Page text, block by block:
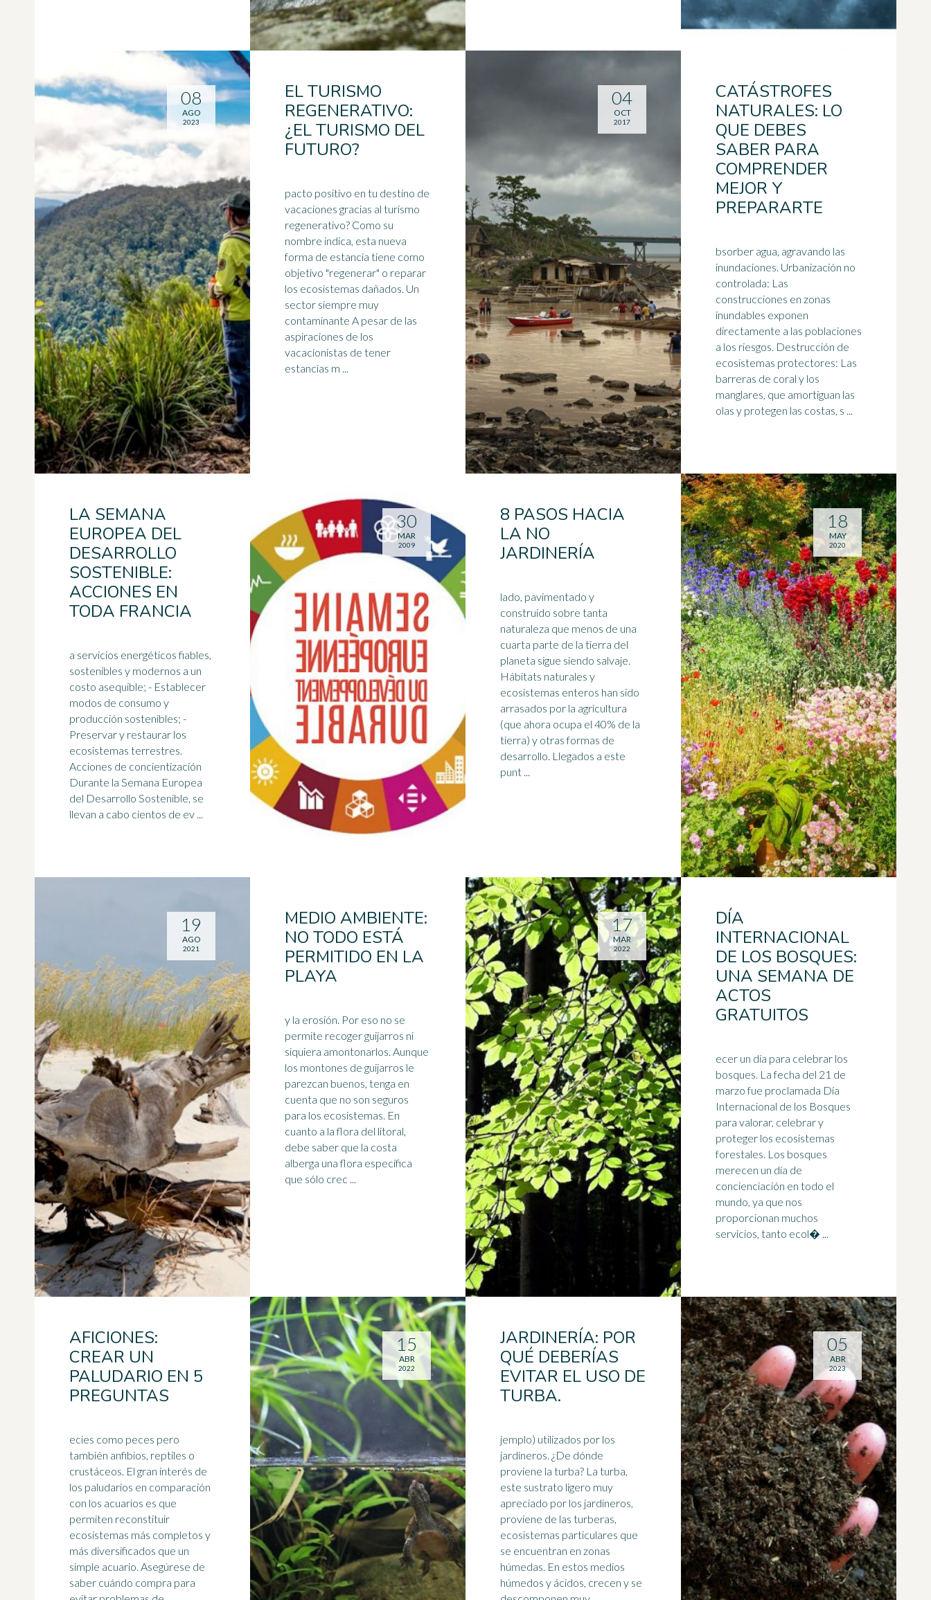
EL TURISMO
REGENERATIVO:
¿EL TURISMO DEL
FUTURO?
pacto positivo en tu destino de
vacaciones gracias al turismo
regenerativo? Como su
nombre indica, esta nueva
forma de estancia tiene como
objetivo "regenerar" o reparar
los ecosistemas dañados. Un
sector siempre muy
contaminante A pesar de las
aspiraciones de los
vacacionistas de tener
estancias m ...
08
AGO
2023
CATÁSTROFES
NATURALES: LO
QUE DEBES
SABER PARA
COMPRENDER
MEJOR Y
PREPARARTE
bsorber agua, agravando las
inundaciones. Urbanización no
controlada: Las
construcciones en zonas
inundables exponen
directamente a las poblaciones
a los riesgos. Destrucción de
ecosistemas protectores: Las
barreras de coral y los
manglares, que amortiguan las
olas y protegen las costas, s ...
04
OCT
2017
LA SEMANA
EUROPEA DEL
DESARROLLO
SOSTENIBLE:
ACCIONES EN
TODA FRANCIA
a servicios energéticos fiables,
sostenibles y modernos a un
costo asequible; - Establecer
modos de consumo y
producción sostenibles; -
Preservar y restaurar los
ecosistemas terrestres.
Acciones de concientización
Durante la Semana Europea
del Desarrollo Sostenible, se
llevan a cabo cientos de ev ...
30
MAR
2009
8 PASOS HACIA
LA NO
JARDINERÍA
lado, pavimentado y
construido sobre tanta
naturaleza que menos de una
cuarta parte de la tierra del
planeta sigue siendo salvaje.
Hábitats naturales y
ecosistemas enteros han sido
arrasados por la agricultura
(que ahora ocupa el 40% de la
tierra) y otras formas de
desarrollo. Llegados a este
punt ...
18
MAY
2020
MEDIO AMBIENTE:
NO TODO ESTÁ
PERMITIDO EN LA
PLAYA
y la erosión. Por eso no se
permite recoger guijarros ni
siquiera amontonarlos. Aunque
los montones de guijarros le
parezcan buenos, tenga en
cuenta que no son seguros
para los ecosistemas. En
cuanto a la flora del litoral,
debe saber que la costa
alberga una flora específica
que sólo crec ...
19
AGO
2021
DÍA
INTERNACIONAL
DE LOS BOSQUES:
UNA SEMANA DE
ACTOS
GRATUITOS
ecer un día para celebrar los
bosques. La fecha del 21 de
marzo fue proclamada Día
Internacional de los Bosques
para valorar, celebrar y
proteger los ecosistemas
forestales. Los bosques
merecen un día de
concienciación en todo el
mundo, ya que nos
proporcionan muchos
servicios, tanto ecol� ...
17
MAR
2022
AFICIONES:
CREAR UN
PALUDARIO EN 5
PREGUNTAS
ecies como peces pero
también anfibios, reptiles o
crustáceos. El gran interés de
los paludarios en comparación
con los acuarios es que
permiten reconstituir
ecosistemas más completos y
más diversificados que un
simple acuario. Asegúrese de
saber cuándo compra para
15
ABR
2022
JARDINERÍA: POR
QUÉ DEBERÍAS
EVITAR EL USO DE
TURBA.
jemplo) utilizados por los
jardineros. ¿De dónde
proviene la turba? La turba,
este sustrato ligero muy
apreciado por los jardineros,
proviene de las turberas,
ecosistemas particulares que
se encuentran en zonas
húmedas. En estos medios
húmedos y ácidos, crecen y se
05
ABR
2023